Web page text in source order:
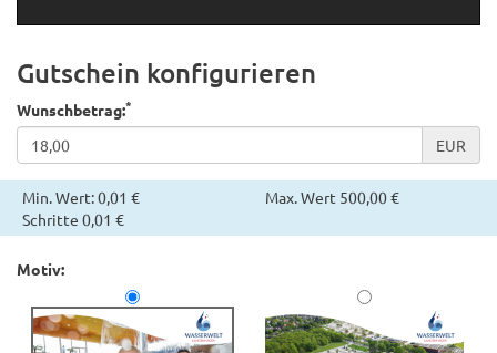
Gutschein konfigurieren
Wunschbetrag:*
EUR
Min. Wert: 0,01 €
Max. Wert 500,00 €
Schritte 0,01 €
Motiv: